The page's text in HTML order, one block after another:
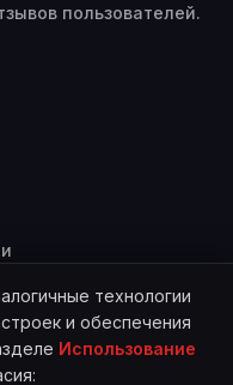
пользователей.
технологии
и обеспечения
Использование